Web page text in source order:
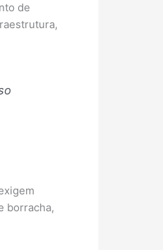
de
borracha,